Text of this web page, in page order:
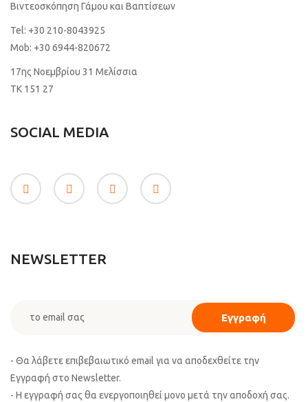
Βιντεοσκόπηση Γάμου και Βαπτίσεων
Tel: +30 210-8043925
Mob: +30 6944-820672
17ης Νοεμβρίου 31 Μελίσσια
TK 151 27
SOCIAL MEDIA
NEWSLETTER
- Θα λάβετε επιβεβαιωτικό email για να αποδεχθείτε την
Εγγραφή στο Newsletter.
- Η εγγραφή σας θα ενεργοποιηθεί μονο μετά την αποδοχή σας.